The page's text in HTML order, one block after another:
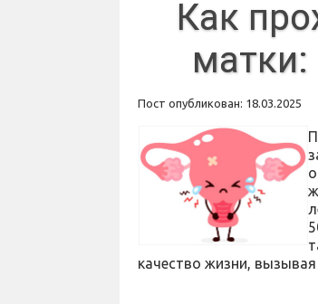
Как
Пост опубликован: 18.03.2025
качество жизни,